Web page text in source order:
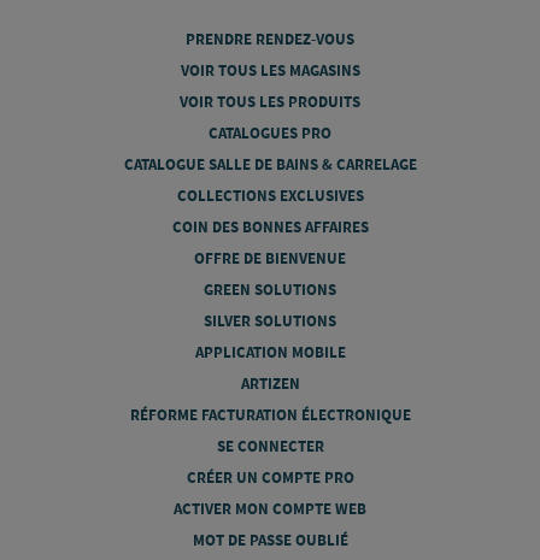
PRENDRE RENDEZ-VOUS
VOIR TOUS LES MAGASINS
VOIR TOUS LES PRODUITS
CATALOGUES PRO
CATALOGUE SALLE DE BAINS & CARRELAGE
COLLECTIONS EXCLUSIVES
COIN DES BONNES AFFAIRES
OFFRE DE BIENVENUE
GREEN SOLUTIONS
SILVER SOLUTIONS
APPLICATION MOBILE
ARTIZEN
RÉFORME FACTURATION ÉLECTRONIQUE
SE CONNECTER
CRÉER UN COMPTE PRO
ACTIVER MON COMPTE WEB
MOT DE PASSE OUBLIÉ